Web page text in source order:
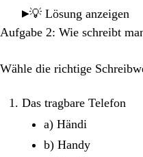
💡 Lösung anzeigen
Aufgabe 2: Wie schreibt
Wähle die richtige
Das tragbare Telefon
a) Händi
b) Handy